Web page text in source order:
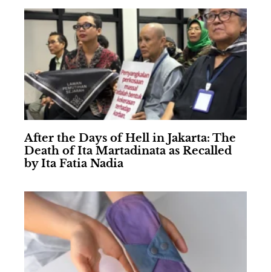
After the Days of Hell in Jakarta: The
Death of Ita Martadinata as Recalled
by Ita Fatia Nadia